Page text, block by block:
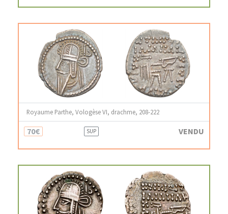
Royaume Parthe, Vologèse VI, drachme, 208-222
70€ SUP VENDU